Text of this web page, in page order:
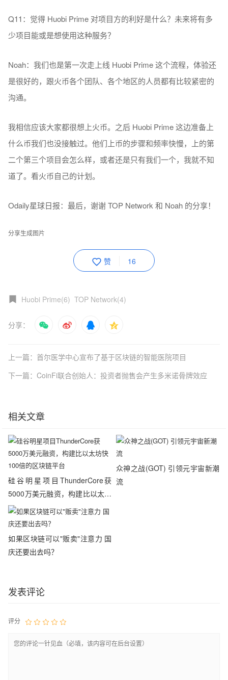
Q11：觉得 Huobi Prime 对项目方的利好是什么？未来将有多
少项目能或是想使用这种服务？
Noah：我们也是第一次走上线 Huobi Prime 这个流程，体验还
是很好的，跟火币各个团队、各个地区的人员都有比较紧密的
沟通。
我相信应该大家都很想上火币。之后 Huobi Prime 这边准备上
什么币我们也没接触过。他们上币的步骤和频率快慢，上的第
二个第三个项目会怎么样，或者还是只有我们一个，我就不知
道了。看火币自己的计划。
Odaily星球日报：最后，谢谢 TOP Network 和 Noah 的分享！
分享生成图片
赞 16
Huobi Prime(6) TOP Network(4)
分享：
上一篇：首尔医学中心宣布了基于区块链的智能医院项目
下一篇：CoinFi联合创始人：投资者抛售会产生多米诺骨牌效应
相关文章
硅谷明星项目ThunderCore获
5000万美元融资，构建比以太坊
快100倍的区块链平台
众神之战(GOT) 引领元宇宙新潮
流
如果区块链可以"贩卖"注意力 国
庆还要出去吗？
发表评论
评分